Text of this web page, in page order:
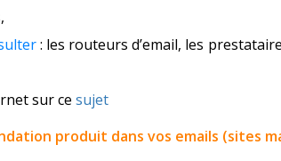
: les routeurs d’email, les
sur ce sujet
produit dans vos emails (sites